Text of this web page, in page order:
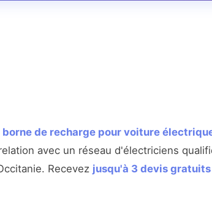
borne de recharge pour voiture
avec un réseau d'électriciens
Recevez jusqu'à 3 devis